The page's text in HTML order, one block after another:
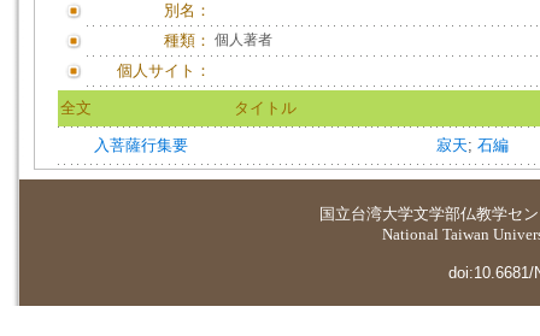
別名：
種類： 個人著者
個人サイト：
全文 タイトル
入菩薩行集要 寂天; 石編
国立台湾大学文学部仏教学セ
National Taiwan
doi:10.6681/